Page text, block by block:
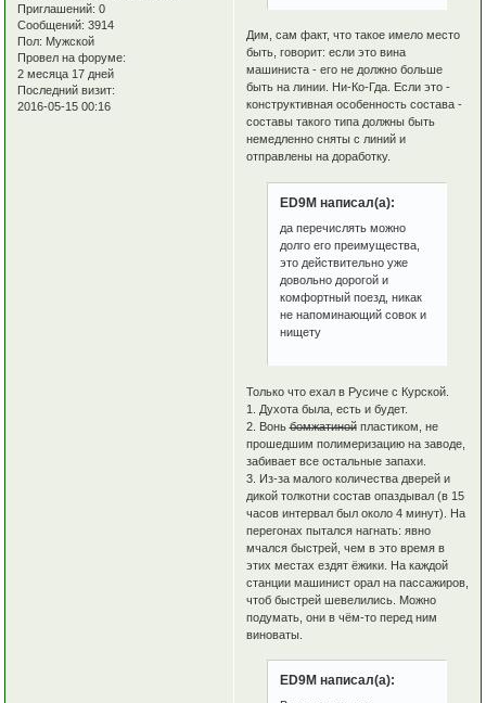
Приглашений: 0
Сообщений: 3914
Пол: Мужской
Провел на форуме:
2 месяца 17 дней
Последний визит:
2016-05-15 00:16
Дим, сам факт, что такое имело место
быть, говорит: если это вина
машиниста - его не должно больше
быть на линии. Ни-Ко-Гда. Если это -
конструктивная особенность состава -
составы такого типа должны быть
немедленно сняты с линий и
отправлены на доработку.
ED9M написал(а):
да перечислять можно
долго его преимущества,
это действительно уже
довольно дорогой и
комфортный поезд, никак
не напоминающий совок и
нищету
Только что ехал в Русиче с Курской.
1. Духота была, есть и будет.
2. Воньбомжатинойпластиком, не
прошедшим полимеризацию на заводе,
забивает все остальные запахи.
3. Из-за малого количества дверей и
дикой толкотни состав опаздывал (в 15
часов интервал был около 4 минут). На
перегонах пытался нагнать: явно
мчался быстрей, чем в это время в
этих местах ездят ёжики. На каждой
станции машинист орал на пассажиров,
чтоб быстрей шевелились. Можно
подумать, они в чём-то перед ним
виноваты.
ED9M написал(а):